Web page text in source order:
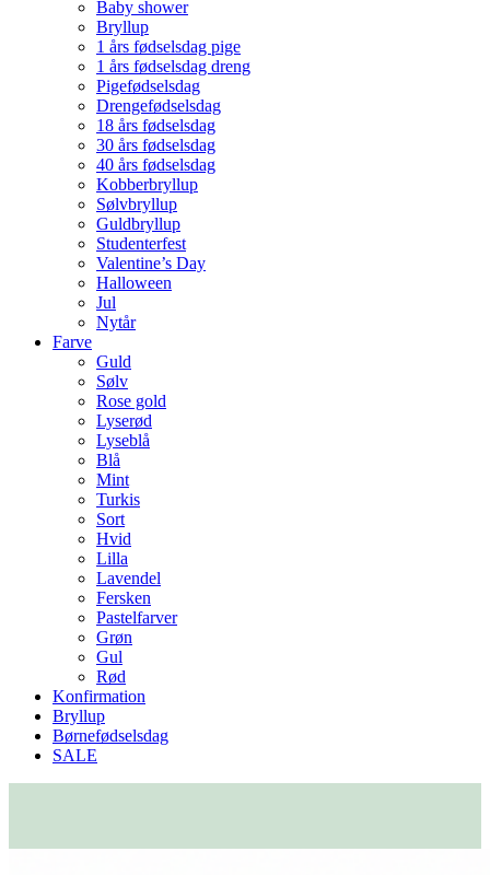
Baby shower
Bryllup
1 års fødselsdag pige
1 års fødselsdag dreng
Pigefødselsdag
Drengefødselsdag
18 års fødselsdag
30 års fødselsdag
40 års fødselsdag
Kobberbryllup
Sølvbryllup
Guldbryllup
Studenterfest
Valentine’s Day
Halloween
Jul
Nytår
Farve
Guld
Sølv
Rose gold
Lyserød
Lyseblå
Blå
Mint
Turkis
Sort
Hvid
Lilla
Lavendel
Fersken
Pastelfarver
Grøn
Gul
Rød
Konfirmation
Bryllup
Børnefødselsdag
SALE